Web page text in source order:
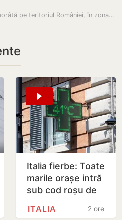
Încă o dronă a fost doborâtă pe teritoriul României, în zona Sulina…
Italia fierbe: Toate
marile orașe intră
sub cod roșu de
2 ore
ITALIA